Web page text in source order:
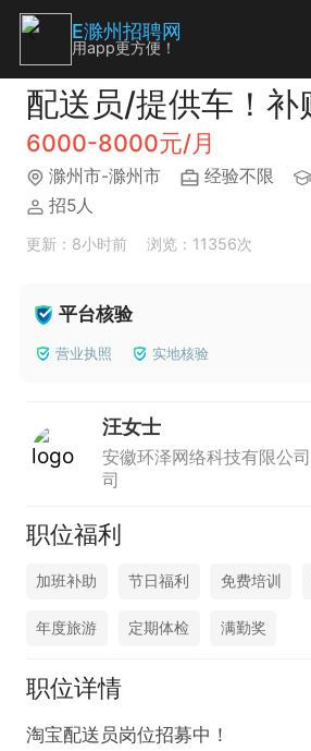
配送员/提供车！补
6000-8000元/月
滁州市-滁州市 经验不限
招5人
更新：8小时前 浏览：11356次
平台核验
营业执照 实地核验
汪女士
安徽环泽网络科技有限公
司
职位福利
加班补助 节日福利 免费培训
年度旅游 定期体检 满勤奖
职位详情
淘宝配送员岗位招募中！
E滁州招聘网
用app更方便！